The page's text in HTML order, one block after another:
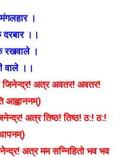
।
दरबार ।।
रखवाले ।
वाले ।।
जिनेन्द्र! अत्र अवतर! अवतर!
आह्वाननम्)
अत्र तिष्ठ! तिष्ठ! ठ:! ठ:!
अत्र मम सन्निहितो भव भव